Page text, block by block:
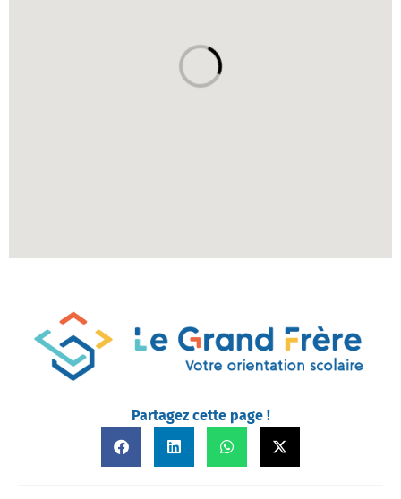
Partagez cette page !